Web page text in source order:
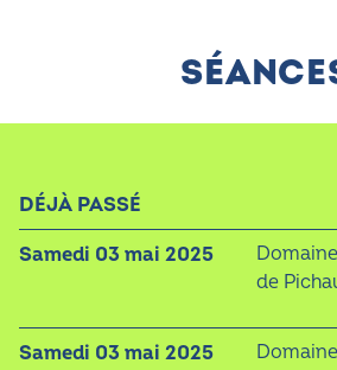
DÉJÀ PASSÉ
samedi 03 mai 2025
de
samedi 03 mai 2025